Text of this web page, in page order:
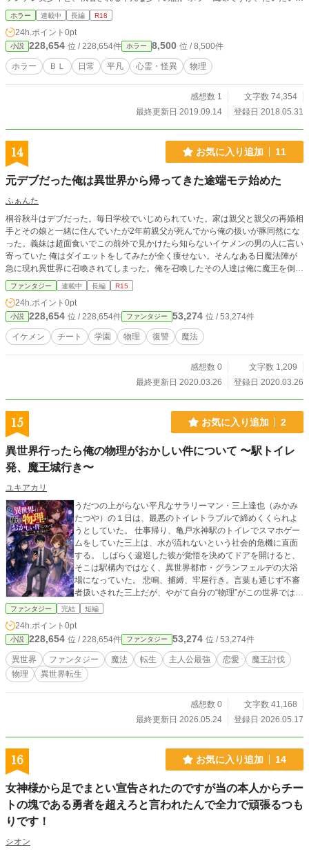
理でなぎ倒します。 ・※のついているものにはＲ描写があります ・ムーンライ
トノベルズ様にも投稿しています。こちらは小話(怖い話)が多めです。
ホラー 連載中 長編 R18
24h.ポイント 0pt
小説 228,654 位 / 228,654件 ホラー 8,500 位 / 8,500件
ホラー ＢＬ 日常 平凡 心霊・怪異 物理
感想数 1
文字数 74,354
最終更新日 2019.09.14
登録日 2018.05.31
14 お気に入り追加 11
元デブだった俺は異世界から帰ってきた途端モテ始めた
ふぁんた
桐谷秋斗はデブだった。毎日学校でいじめられていた。家は親父と親父の再婚相
手とその娘と一緒に住んでいたが2年前親父が死んでから俺の扱いが豚同然にな
った。義妹は超面食いでこの前外で見かけたら知らないイケメンの男の人に言い
寄っていた 俺はダイエットをしてみたが全く痩せない。そんなある日魔法陣が
急に現れ異世界に召喚されてしまった。俺を召喚したその人達は俺に魔王を倒す
力が眠っていると言っていた。俺は人に、頼まれるのは初めてだったので即OK
してしまった。そしてその日から特訓が始まった。ダイエットも成功してしっか
りとした細マッチョになってしまったのだ！ そして魔王を倒した俺は名残惜し
いが元の世界に帰らなければいけなかった。こっちの世界では俺はとてもモテ
た。俺は痩せたら超イケメンだったのだ、だが俺は根暗な陰キャなので女の子と
まともに目も合わせられないので避けていた。だが元の世界に帰ったら俺を虐め
しみで仕方ないあいつらに仕返しをしてやるのだ。 ◆ R15は保険です。更新遅
ファンタジー 連載中 長編 R15
24h.ポイント 0pt
小説 228,654 位 / 228,654件 ファンタジー 53,274 位 / 53,274件
イケメン チート 学園 物理 復讐 魔法
感想数 0
文字数 1,209
最終更新日 2020.03.26
登録日 2020.03.26
15 お気に入り追加 2
異世界行ったら俺の物理がおかしい件について 〜駅トイレ
発、魔王城行き〜
ユキアカリ
うだつの上がらない平凡なサラリーマン・三上達也（みかみ
たつや）の１日は、最悪のトイレトラブルで締めくくられよ
うとしていた。 仕事帰り、亀戸水神駅のトイレでスマホゲー
ムをしていた三上は、水が流れないという社会的危機に直面
する。 しばらく逡巡した彼が覚悟を決めてドアを開けると、
そこは駅構内ではなく、異世界都市・グランフェルデの大浴
場になっていた。 悲鳴、捕縛、牢屋行き。言葉も通じず不審
者扱いされた三上だが、やがて自分の“物理”がこの世界では常
識外れにバグっていることを知る。 そこで出会う、魔法使い
子に座りし男」。 うだつの上がらない会社員は、異世界で救
世主になれるのか。 トイレ発、女湯経由、魔王城行き。 勘違
いと勢いで突き進む、異世界物理ギャグファンタジー。 ※こ
の物語はフィクションです。実際の人物や団体とは一切関係
ありません。
ファンタジー 完結 短編
24h.ポイント 0pt
小説 228,654 位 / 228,654件 ファンタジー 53,274 位 / 53,274件
異世界 ファンタジー 魔法 転生 主人公最強 恋愛
魔王討伐
物理
異世界転生
感想数 0
文字数 41,168
最終更新日 2026.05.24
登録日 2026.05.17
16 お気に入り追加 14
女神様から足でまとい宣告されたのですが当の本人からチー
トの塊である勇者を超えろと言われたんで全力で頑張るつも
りです！
シオン